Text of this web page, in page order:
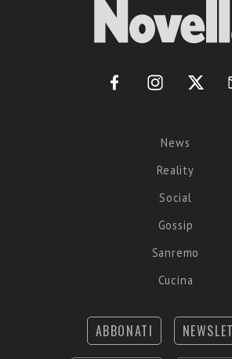
News
Reality
Social
Gossip
Sanremo
Cucina
ABBONATI